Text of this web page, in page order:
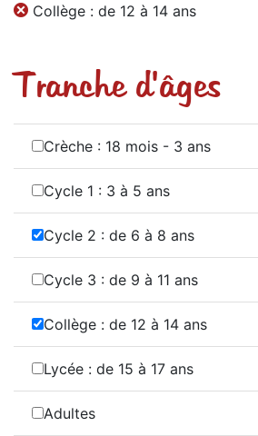
Collège : de 12 à 14 ans
Tranche d'âges
Crèche : 18 mois - 3 ans
Cycle 1 : 3 à 5 ans
Cycle 2 : de 6 à 8 ans
Cycle 3 : de 9 à 11 ans
Collège : de 12 à 14 ans
Lycée : de 15 à 17 ans
Adultes